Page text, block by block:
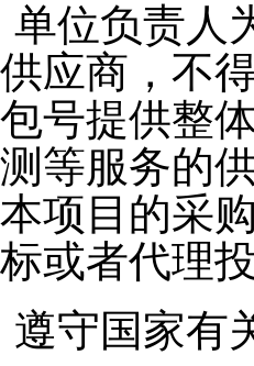
单位负责人
应商，不
号提供整
等服务的
项目的采
或者代理
遵守国家有